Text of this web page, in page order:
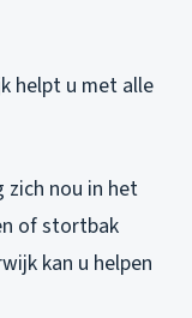
helpt u met alle
nou in het
of stortbak
kan u helpen